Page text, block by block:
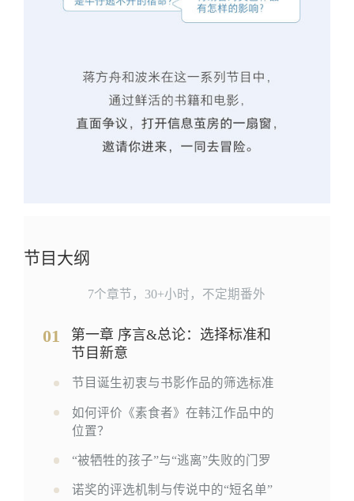
节目大纲
7个章节，30+小时，不定期番外
01
第一章 序言&总论：选择标准和
节目新意
节目诞生初衷与书影作品的筛选标准
如何评价《素食者》在韩江作品中的
位置？
“被牺牲的孩子”与“逃离”失败的门罗
诺奖的评选机制与传说中的“短名单”